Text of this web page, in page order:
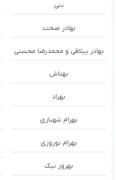
بنی
بهادر صحت
بهادر ییلاقی و محمدرضا محسنی
بهتاش
بهراد
بهرام شهبازی
بهرام نوروزی
بهروز نیک